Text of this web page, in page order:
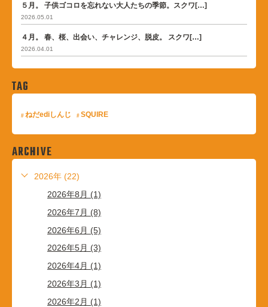
５月。 子供ゴコロを忘れない大人たちの季節。スクワ[…]
2026.05.01
４月。 春、桜、出会い、チャレンジ、脱皮。 スクワ[…]
2026.04.01
TAG
ねだediしんじ SQUIRE
ARCHIVE
2026年 (22)
2026年8月 (1)
2026年7月 (8)
2026年6月 (5)
2026年5月 (3)
2026年4月 (1)
2026年3月 (1)
2026年2月 (1)